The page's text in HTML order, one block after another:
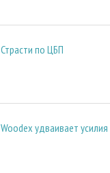
Страсти по ЦБП
Woodex удваивает усилия